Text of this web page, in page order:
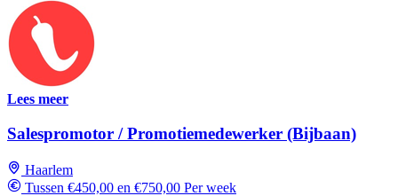
Lees meer
Salespromotor / Promotiemedewerker (Bijbaan)
Haarlem
Tussen €450,00 en €750,00 Per week